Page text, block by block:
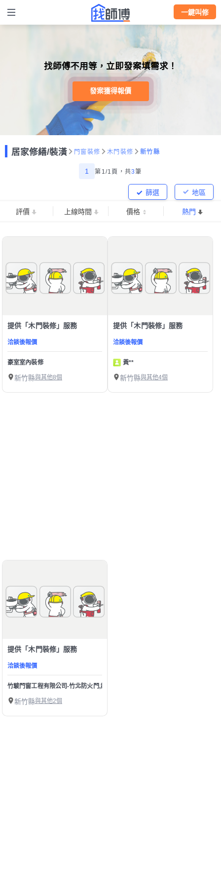
一鍵叫修
找師傅不用等，立即發案填需求！
發案獲得報價
居家修繕/裝潢 門窗裝修 木門裝修 新竹縣
1 第1/1頁， 共3筆
地區
篩選
評價 上線時間 價格 熱門
提供「木門裝修」服務
洽談後報價
豪室室內裝修
新竹縣與其他8個
提供「木門裝修」服務
洽談後報價
黃**
新竹縣與其他4個
提供「木門裝修」服務
洽談後報價
竹駿門窗工程有限公司-竹北防火門,鍛造門,實木門&塑鋼門
新竹縣與其他2個